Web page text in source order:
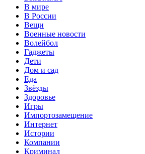
В мире
В России
Вещи
Военные новости
Волейбол
Гаджеты
Дети
Дом и сад
Еда
Звёзды
Здоровье
Игры
Импортозамещение
Интернет
Истории
Компании
Криминал